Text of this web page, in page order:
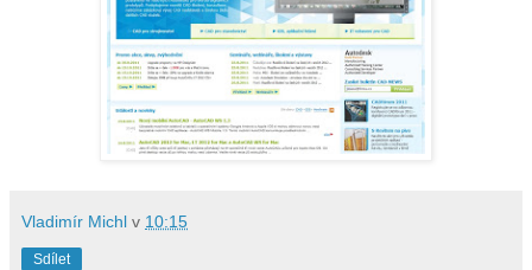
Vladimír Michl v 10:15
Sdílet